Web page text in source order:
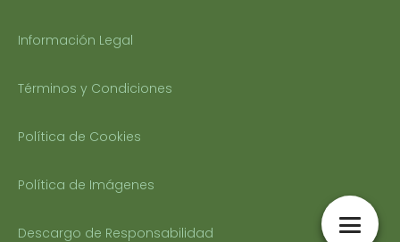
Información Legal
Términos y Condiciones
Política de Cookies
Política de Imágenes
Descargo de Responsabilidad